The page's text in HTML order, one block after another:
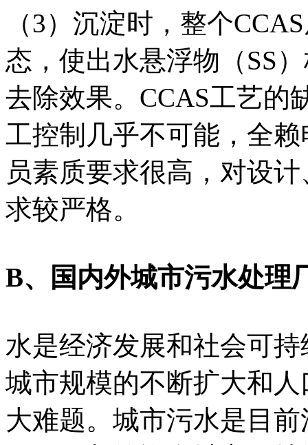
（3）沉淀时，整个
态，使出水悬浮物（SS
去除效果。CCAS工艺的
工控制几乎不可能，全
员素质要求很高，对设
求较严格。
B、国内外城市污水处理
水是经济发展和社会可
城市规模的不断扩大和
大难题。城市污水是目